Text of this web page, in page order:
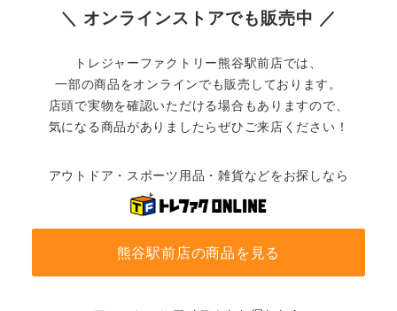
＼ オンラインストアでも販売中 ／
トレジャーファクトリー熊谷駅前店では、
一部の商品をオンラインでも販売しております。
店頭で実物を確認いただける場合もありますので、
気になる商品がありましたらぜひご来店ください！
アウトドア・スポーツ用品・雑貨などをお探しなら
熊谷駅前店の商品を見る